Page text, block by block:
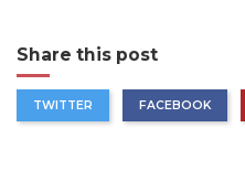
Share this post
TWITTER FACEBOOK